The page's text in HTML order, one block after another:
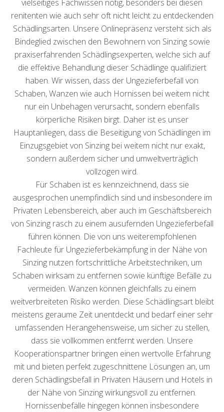
vielseitiges Fachwissen nötig, besonders bei diesen
renitenten wie auch sehr oft nicht leicht zu entdeckenden
Schädlingsarten. Unsere Onlinepräsenz versteht sich als
Bindeglied zwischen den Bewohnern von Sinzing sowie
praxiserfahrenden Schädlingsexperten, welche sich auf
die effektive Behandlung dieser Schädlinge qualifiziert
haben. Wir wissen, dass der Ungezieferbefall von
Schaben, Wanzen wie auch Hornissen bei weitem nicht
nur ein Unbehagen verursacht, sondern ebenfalls
körperliche Risiken birgt. Daher ist es unser
Hauptanliegen, dass die Beseitigung von Schädlingen im
Einzugsgebiet von Sinzing bei weitem nicht nur exakt,
sondern außerdem sicher und umweltverträglich
vollzogen wird.
Für Schaben ist es kennzeichnend, dass sie
ausgesprochen unempfindlich sind und insbesondere im
Privaten Lebensbereich, aber auch im Geschäftsbereich
von Sinzing rasch zu einem ausufernden Ungezieferbefall
führen können. Die von uns weiterempfohlenen
Fachleute für Ungezieferbekämpfung in der Nähe von
Sinzing nutzen fortschrittliche Arbeitstechniken, um
Schaben wirksam zu entfernen sowie künftige Befälle zu
vermeiden. Wanzen können gleichfalls zu einem
weitverbreiteten Risiko werden. Diese Schädlingsart bleibt
meistens geraume Zeit unentdeckt und bedarf einer sehr
umfassenden Herangehensweise, um sicher zu stellen,
dass sie vollkommen entfernt werden. Unsere
Kooperationspartner bringen einen wertvolle Erfahrung
mit und bieten perfekt zugeschnittene Lösungen an, um
deren Schädlingsbefall in Privaten Häusern und Hotels in
der Nähe von Sinzing wirkungsvoll zu entfernen.
Hornissenbefälle hingegen können insbesondere